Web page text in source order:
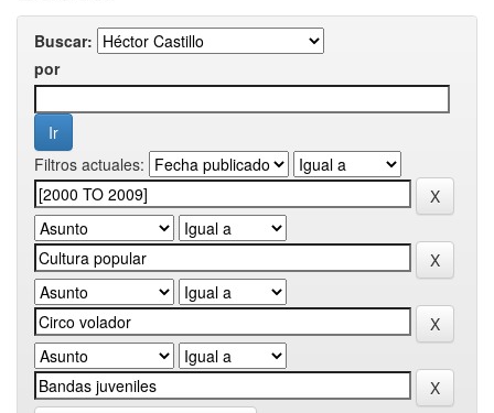
Buscar:
por
Filtros actuales: